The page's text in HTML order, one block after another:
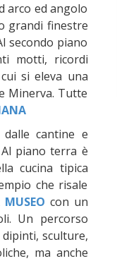
arco ed angolo
grandi finestre
secondo piano
motti, ricordi
si eleva una
Minerva. Tutte
cantine e
piano terra è
cucina tipica
che risale
MUSEO con un
Un percorso
sculture,
ma anche